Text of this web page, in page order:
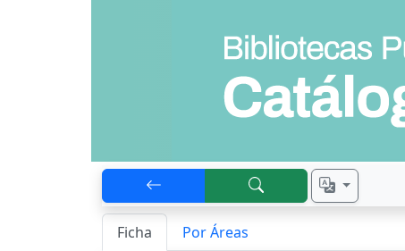
Ficha Por Áreas